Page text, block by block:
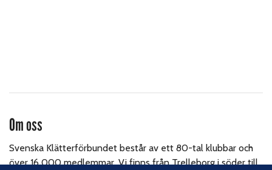
Om oss
Svenska Klätterförbundet består av ett 80-tal klubbar och
över 16 000 medlemmar. Vi finns från Trelleborg i söder till